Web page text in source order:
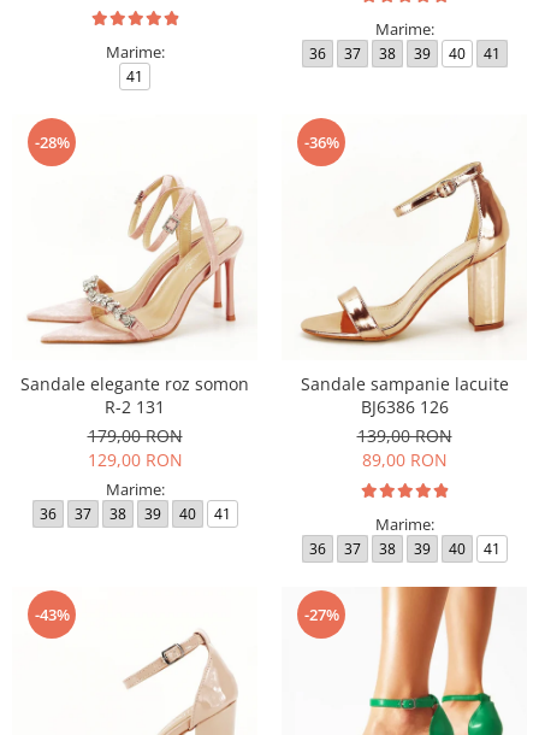
Marime:
41
Marime:
36 37 38 39 40 41
-28%
Sandale elegante roz somon
R-2 131
179,00 RON
129,00 RON
Marime:
36 37 38 39 40 41
-36%
Sandale sampanie lacuite
BJ6386 126
139,00 RON
89,00 RON
Marime:
36 37 38 39 40 41
-43% -27%